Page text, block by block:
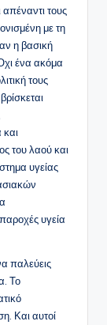
τους
με τη
η βασική
ένα ακόμα
τους
του λαού και
υγείας
υγεία
παλεύεις
Το
Και αυτοί